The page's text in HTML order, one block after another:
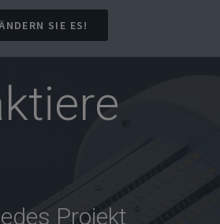
SIE ES!
Projekt